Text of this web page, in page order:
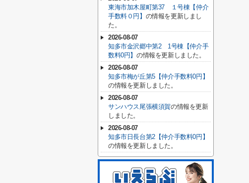
東海市加木屋町第37 １号棟【仲介
手数料０円】 の情報を更新しまし
た。
2026-08-07
知多市金沢郷中第2 1号棟【仲介手
数料0円】の情報を更新しました。
2026-08-07
知多市梅が丘第5【仲介手数料0円】
の情報を更新しました。
2026-08-07
サンハウス尾張横須賀の情報を更新
しました。
2026-08-07
知多市日長台第2【仲介手数料0円】
の情報を更新しました。